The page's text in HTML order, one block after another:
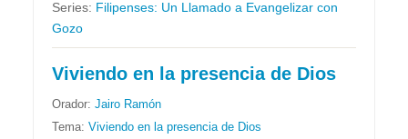
Series: Filipenses: Un Llamado a Evangelizar con
Gozo
Viviendo en la presencia de Dios
Orador:Jairo Ramón
Tema:Viviendo en la presencia de Dios